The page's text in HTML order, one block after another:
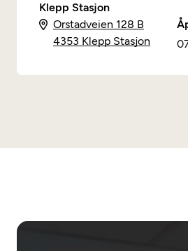
Klepp Stasjon
Orstadveien 128 B
4353 Klepp Stasjon